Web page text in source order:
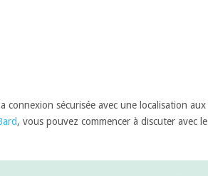
connexion sécurisée avec une localisation aux
, vous pouvez commencer à discuter avec le